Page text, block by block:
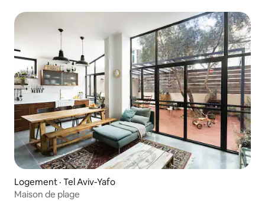
Logement · Tel Aviv-Yafo
Maison de plage